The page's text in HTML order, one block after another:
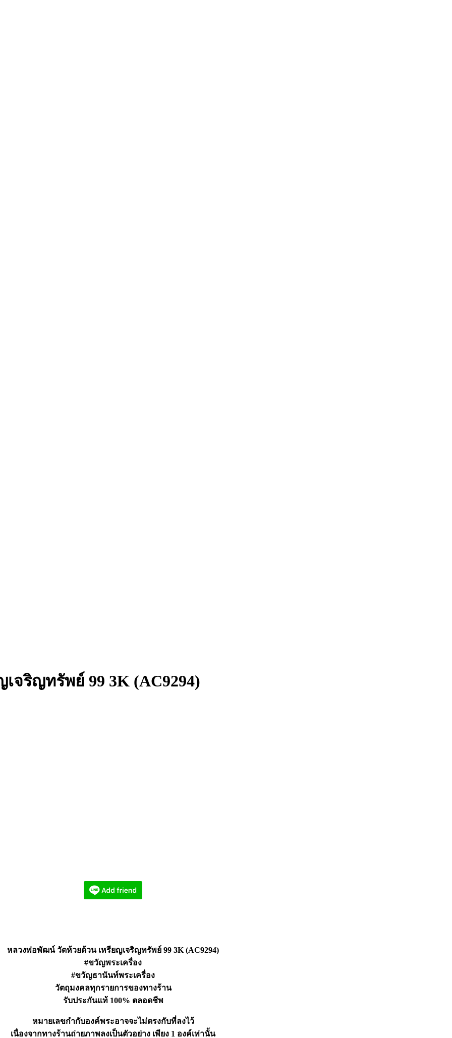
ริญทรัพย์ 99 3K (AC9294)
หลวงพ่อพัฒน์ วัดห้วยด้วน เหรียญเจริญทรัพย์ 99 3K (AC9294)
#ขวัญพระเครื่อง
#ขวัญธานันท์พระเครื่อง
วัตถุมงคลทุกรายการของทางร้าน
รับประกันแท้ 100% ตลอดชีพ
หมายเลขกำกับองค์พระอาจจะไม่ตรงกับที่ลงไว้
เนื่องจากทางร้านถ่ายภาพลงเป็นตัวอย่าง เพียง 1 องค์เท่านั้น